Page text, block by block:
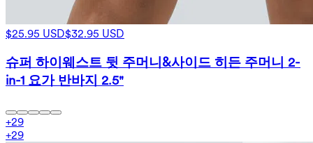
$25.95 USD$32.95 USD
슈퍼 하이웨스트 뒷 주머니&사이드 히든 주머니 2-
in-1 요가 반바지 2.5"
+29
+29